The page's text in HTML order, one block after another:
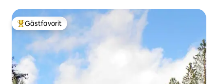
Populär gästfavorit
Gästfavorit